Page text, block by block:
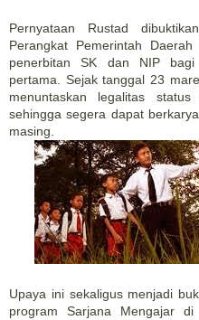
Pernyataan Rustad
Perangkat Pemerintah
penerbitan SK dan NIP
pertama. Sejak tanggal 23
menuntaskan legalitas
sehingga segera dapat
masing.
Upaya ini sekaligus menjadi
program Sarjana Mengajar